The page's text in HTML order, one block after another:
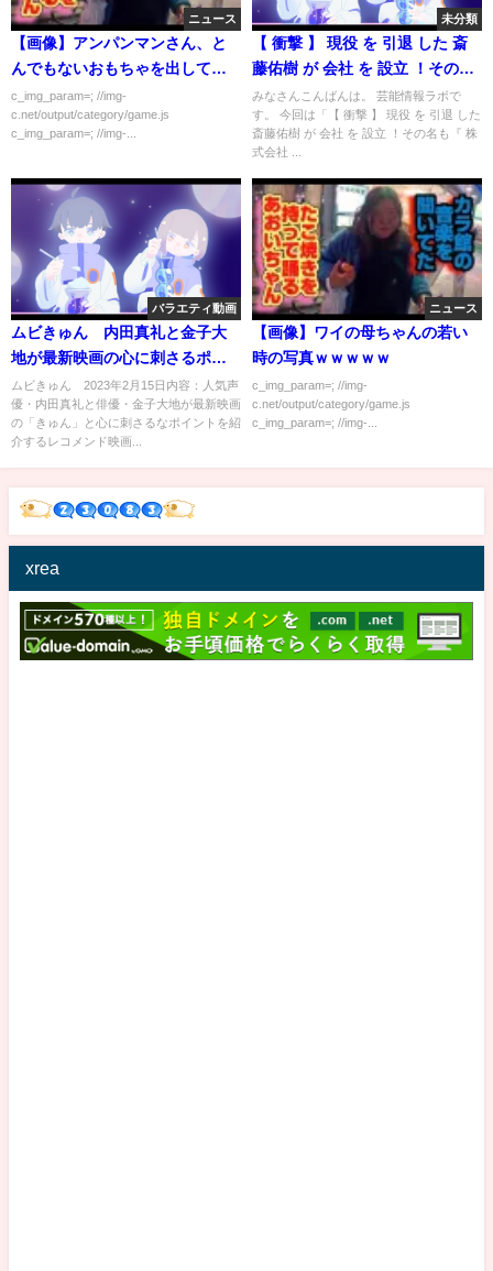
ニュース
【画像】アンパンマンさん、と
んでもないおもちゃを出してし
まう…
c_img_param=; //img-
c.net/output/category/game.js
c_img_param=; //img-...
未分類
【 衝撃 】 現役 を 引退 した 斎
藤佑樹 が 会社 を 設立 ！その名
も『 株式会社 斎藤佑樹 』
みなさんこんばんは。 芸能情報ラボで
す。 今回は「【 衝撃 】 現役 を 引退 した
斎藤佑樹 が 会社 を 設立 ！その名も『 株
式会社 ...
バラエティ動画
ムビきゅん 内田真礼と金子大
地が最新映画の心に刺さるポイ
ントをお届け 2月15日
ムビきゅん 2023年2月15日内容：人気声
優・内田真礼と俳優・金子大地が最新映画
の「きゅん」と心に刺さるなポイントを紹
介するレコメンド映画...
ニュース
【画像】ワイの母ちゃんの若い
時の写真ｗｗｗｗｗ
c_img_param=; //img-
c.net/output/category/game.js
c_img_param=; //img-...
xrea